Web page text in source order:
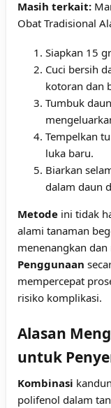
Masih terkait:
Obat Tradisional
Siapkan 15
Cuci bersih
kotoran dan
Tumbuk
Tempelkan
luka baru.
Biarkan
dalam daun
Metode ini tidak
alami tanaman
menenangkan
Penggunaan
mempercepat
risiko komplikasi.
Alasan
untuk
Kombinasi
polifenol dalam